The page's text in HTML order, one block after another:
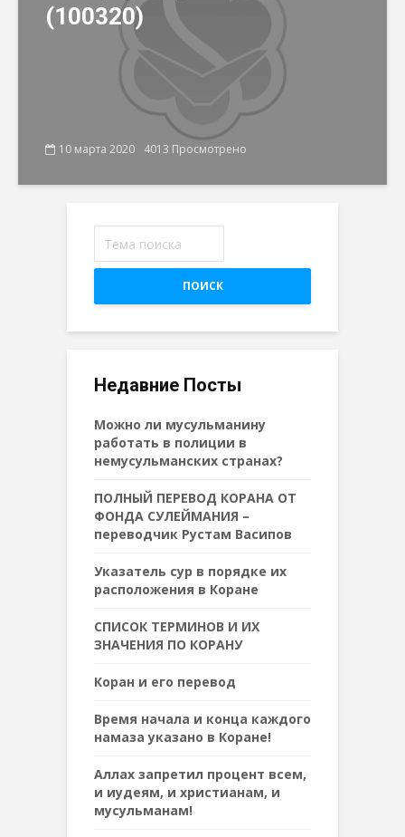
(100320)
10 марта 2020 4013 Просмотрено
ПОИСК
Недавние Посты
Можно ли мусульманину
работать в полиции в
немусульманских странах?
ПОЛНЫЙ ПЕРЕВОД КОРАНА ОТ
ФОНДА СУЛЕЙМАНИЯ –
переводчик Рустам Васипов
Указатель сур в порядке их
расположения в Коране
СПИСОК ТЕРМИНОВ И ИХ
ЗНАЧЕНИЯ ПО КОРАНУ
Коран и его перевод
Время начала и конца каждого
намаза указано в Коране!
Аллах запретил процент всем,
и иудеям, и христианам, и
мусульманам!